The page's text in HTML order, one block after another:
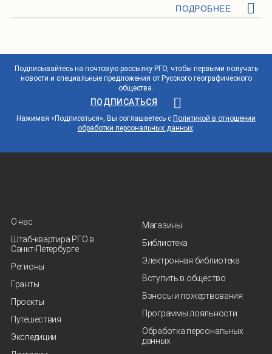
ПОДРОБНЕЕ
Подписывайтесь на почтовую рассылку РГО, чтобы первыми получать
новости и специальные предложения от Русского географического
общества.
ПОДПИСАТЬСЯ
Нажимая «Подписаться», Вы соглашаетесь с Политикой в отношении
обработки персональных данных.
О нас
Штаб-квартира РГО в
Санкт‑Петербурге
Регионы
Гранты
Проекты
Путешествия
Экспедиции
Магазины
Библиотека
Электронная библиотека
Вступить в общество
Взносы и пожертвования
Программы лояльности
Обработка персональных
данных